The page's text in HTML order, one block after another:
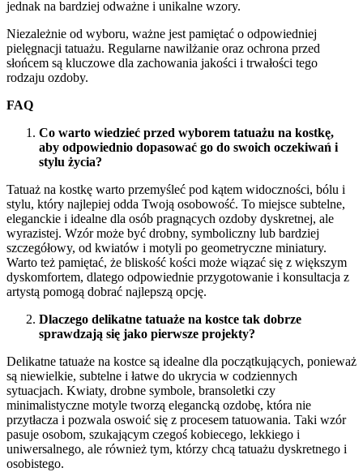
jednak na bardziej odważne i unikalne wzory.
Niezależnie od wyboru, ważne jest pamiętać o odpowiedniej
pielęgnacji tatuażu. Regularne nawilżanie oraz ochrona przed
słońcem są kluczowe dla zachowania jakości i trwałości tego
rodzaju ozdoby.
FAQ
Co warto wiedzieć przed wyborem tatuażu na kostkę,
aby odpowiednio dopasować go do swoich oczekiwań i
stylu życia?
Tatuaż na kostkę warto przemyśleć pod kątem widoczności, bólu i
stylu, który najlepiej odda Twoją osobowość. To miejsce subtelne,
eleganckie i idealne dla osób pragnących ozdoby dyskretnej, ale
wyrazistej. Wzór może być drobny, symboliczny lub bardziej
szczegółowy, od kwiatów i motyli po geometryczne miniatury.
Warto też pamiętać, że bliskość kości może wiązać się z większym
dyskomfortem, dlatego odpowiednie przygotowanie i konsultacja z
artystą pomogą dobrać najlepszą opcję.
Dlaczego delikatne tatuaże na kostce tak dobrze
sprawdzają się jako pierwsze projekty?
Delikatne tatuaże na kostce są idealne dla początkujących, ponieważ
są niewielkie, subtelne i łatwe do ukrycia w codziennych
sytuacjach. Kwiaty, drobne symbole, bransoletki czy
minimalistyczne motyle tworzą elegancką ozdobę, która nie
przytłacza i pozwala oswoić się z procesem tatuowania. Taki wzór
pasuje osobom, szukającym czegoś kobiecego, lekkiego i
uniwersalnego, ale również tym, którzy chcą tatuażu dyskretnego i
osobistego.